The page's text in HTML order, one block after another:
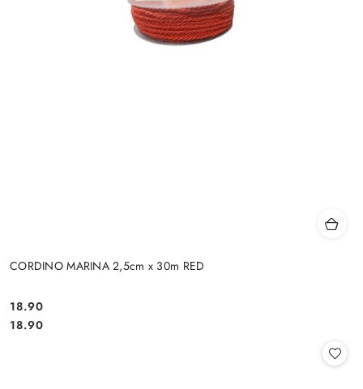
CORDINO MARINA 2,5cm x 30m RED
Cena:
18.90
Cena:
18.90